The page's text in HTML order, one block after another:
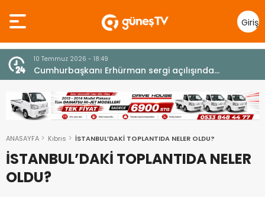
Giriş
Yap
10 Temmuz 2026 - 18:49
Cumhurbaşkanı Erhürman sergi açılışında
fenalaşarak hastaneye kaldırıldı
ANASAYFA Kıbrıs İSTANBUL’DAKİ TOPLANTIDA NELER OLDU?
İSTANBUL’DAKİ TOPLANTIDA NELER
OLDU?